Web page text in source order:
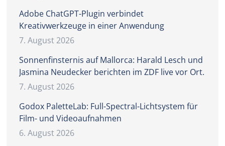
Adobe ChatGPT-Plugin verbindet
Kreativwerkzeuge in einer Anwendung
7. August 2026
Sonnenfinsternis auf Mallorca: Harald Lesch und
Jasmina Neudecker berichten im ZDF live vor Ort.
7. August 2026
Godox PaletteLab: Full-Spectral-Lichtsystem für
Film- und Videoaufnahmen
6. August 2026